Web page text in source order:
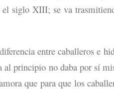
siglo XIII; se va
entre caballeros e
principio no daba por sí
que para que los